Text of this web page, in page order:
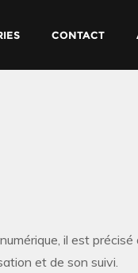
CONTACT
il est
et de son suivi.